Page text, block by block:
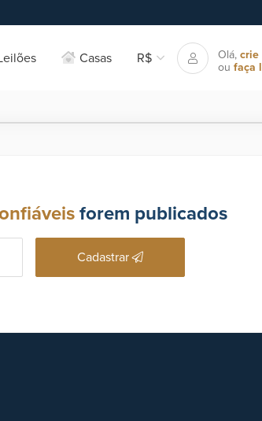
Casas R$ Olá, crie
ou faça
forem publicados
Cadastrar